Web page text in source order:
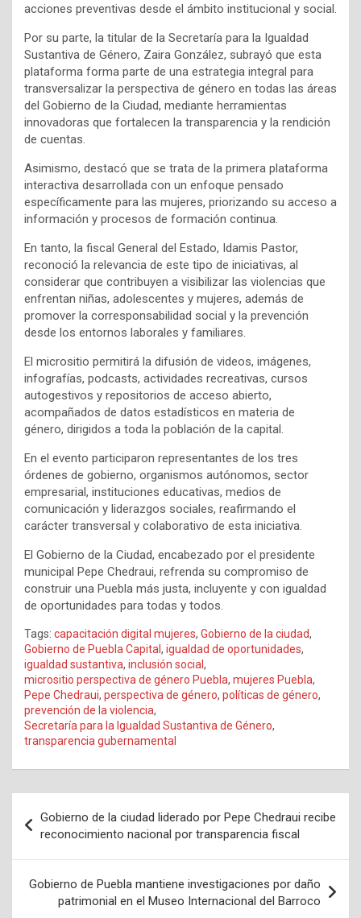
acciones preventivas desde el ámbito institucional y social.
Por su parte, la titular de la Secretaría para la Igualdad
Sustantiva de Género, Zaira González, subrayó que esta
plataforma forma parte de una estrategia integral para
transversalizar la perspectiva de género en todas las áreas
del Gobierno de la Ciudad, mediante herramientas
innovadoras que fortalecen la transparencia y la rendición
de cuentas.
Asimismo, destacó que se trata de la primera plataforma
interactiva desarrollada con un enfoque pensado
específicamente para las mujeres, priorizando su acceso a
información y procesos de formación continua.
En tanto, la fiscal General del Estado, Idamis Pastor,
reconoció la relevancia de este tipo de iniciativas, al
considerar que contribuyen a visibilizar las violencias que
enfrentan niñas, adolescentes y mujeres, además de
promover la corresponsabilidad social y la prevención
desde los entornos laborales y familiares.
El micrositio permitirá la difusión de videos, imágenes,
infografías, podcasts, actividades recreativas, cursos
autogestivos y repositorios de acceso abierto,
acompañados de datos estadísticos en materia de
género, dirigidos a toda la población de la capital.
En el evento participaron representantes de los tres
órdenes de gobierno, organismos autónomos, sector
empresarial, instituciones educativas, medios de
comunicación y liderazgos sociales, reafirmando el
carácter transversal y colaborativo de esta iniciativa.
El Gobierno de la Ciudad, encabezado por el presidente
municipal Pepe Chedraui, refrenda su compromiso de
construir una Puebla más justa, incluyente y con igualdad
de oportunidades para todas y todos.
Tags: capacitación digital mujeres, Gobierno de la ciudad,
Gobierno de Puebla Capital , igualdad de oportunidades,
igualdad sustantiva, inclusión social ,
micrositio perspectiva de género Puebla, mujeres Puebla,
Pepe Chedraui, perspectiva de género, políticas de género,
prevención de la violencia,
Secretaría para la Igualdad Sustantiva de Género,
transparencia gubernamental
de
entradas
Gobierno de la ciudad liderado por Pepe Chedraui recibe
reconocimiento nacional por transparencia fiscal
Gobierno de Puebla mantiene investigaciones por daño
patrimonial en el Museo Internacional del Barroco